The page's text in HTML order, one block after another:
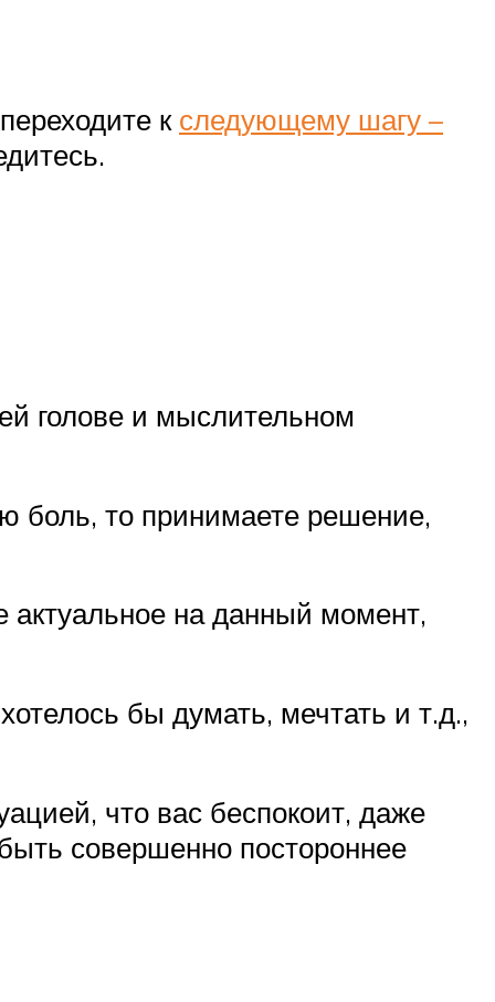
к следующему шагу –
голове и мыслительном
боль, то принимаете решение,
актуальное на данный момент,
бы думать, мечтать и т.д.,
что вас беспокоит, даже
совершенно постороннее